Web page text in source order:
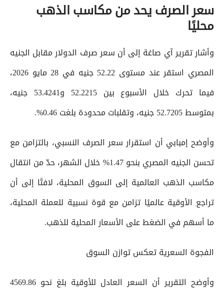
سعر الصرف يحد من مكاسب الذهب
محليًا
وأشار تقرير آي صاغة إلى أن سعر صرف الدولار مقابل الجنيه
المصري استقر عند مستوى 52.22 جنيه في 28 مايو 2026،
فيما تحرك خلال الأسبوع بين 52.2215 و53.4241 جنيه،
بمتوسط 52.7205 جنيه، وتقلبات محدودة بلغت 0.46%.
وأوضح إمبابي أن استقرار سعر الصرف النسبي، بالتزامن مع
تحسن الجنيه المصري بنحو 1.47% خلال الشهر، حدّ من انتقال
مكاسب الذهب العالمية إلى السوق المحلية، لافتًا إلى أن
تراجع الأوقية عالميًا تزامن مع قوة نسبية للعملة المحلية،
ما أسهم في الضغط على الأسعار المحلية للذهب.
الفجوة السعرية تعكس توازن السوق
وأوضح التقرير أن السعر العادل للأوقية بلغ نحو 4569.86